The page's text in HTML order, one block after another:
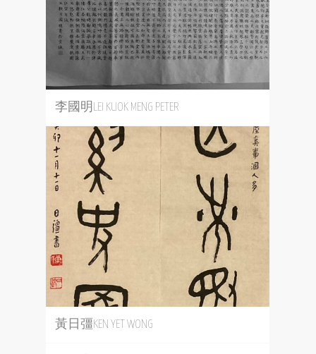
李國明LEI KUOK MENG PETER
黃日彊KEN YET WONG